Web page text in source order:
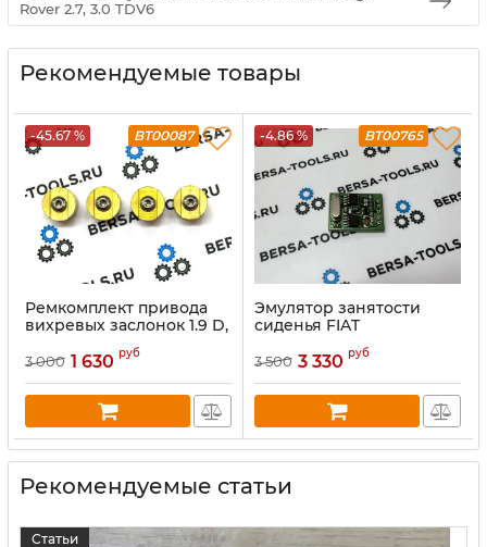
Rover 2.7, 3.0 TDV6
Рекомендуемые товары
-45.67 % BT00087
Ремкомплект привода
вихревых заслонок 1.9 D,
CDTi, JTD, JTDM, TiD
3 000 1 630 руб
-4.86 % BT00765
Эмулятор занятости
сиденья FIAT
3 500 3 330 руб
Рекомендуемые статьи
Статьи